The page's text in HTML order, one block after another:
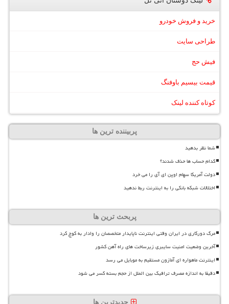
خرید و فروش خودرو
طراحی سایت
فیش حج
قیمت بیسیم باوفنگ
کوتاه کننده لینک
پربیننده ترین ها
شما نظر بدهید
کدام حساب ها حذف شدند؟
دولت آمریکا سهام اوپن ای آی را می خرد
اختلالات شبکه بانکی را به اینترنت ربط ندهید
پربحث ترین ها
مرگ دورکاری در ایران وقتی اینترنت ناپایدار متخصصان را وادار به کوچ کرد
آخرین وضعیت امنیت سایبری زیرساخت های راه آهن کشور
اینترنت ماهواره ای آمازون مستقیم به موبایل می رسد
دقیقا به اندازه مصرف ترافیک بین الملل از حجم بسته کسر می شود
جدیدترین ها